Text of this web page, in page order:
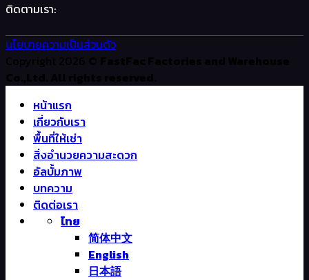
ติดตามเรา:
นโยบายความเป็นส่วนตัว
หน้าแรก
เกี่ยวกับเรา
พื้นที่ให้เช่า
สิ่งอำนวยความสะดวก
อัลบั้มภาพ
บทความ
ติดต่อเรา
ไทย
简体中文
English
日本語